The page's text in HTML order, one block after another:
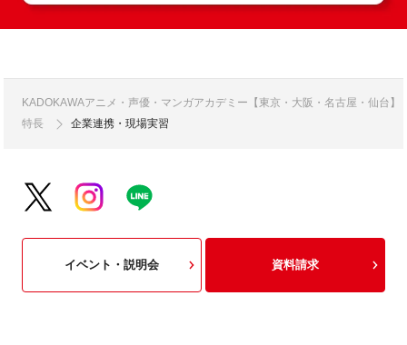
KADOKAWAアニメ・声優・マンガアカデミー【東京・大阪・名古屋・仙台】
特長
企業連携・現場実習
イベント・説明会 資料請求